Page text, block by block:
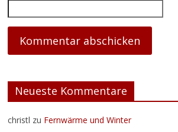
Neueste Kommentare
christl zu Fernwärme und Winter